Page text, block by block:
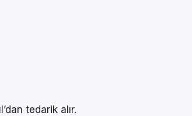
tedarik alır.